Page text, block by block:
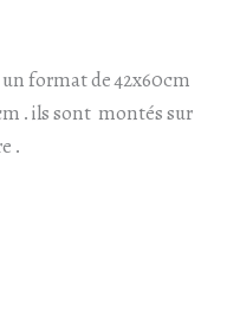
format de 42x60cm
. ils sont montés sur
.